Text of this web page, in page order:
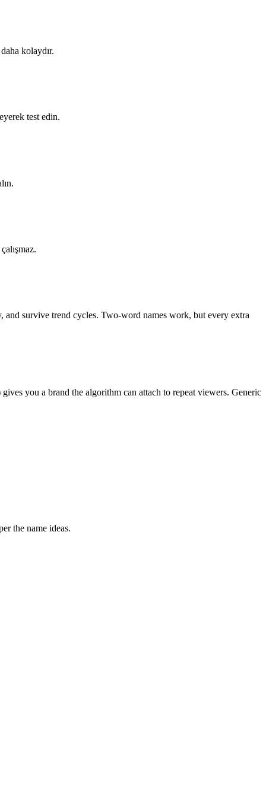
kolaydır.
test edin.
and survive trend cycles. Two-word names work, but every extra
you a brand the algorithm can attach to repeat viewers. Generic
the name ideas.